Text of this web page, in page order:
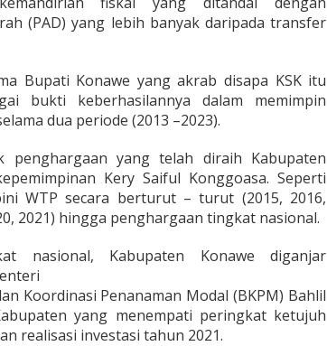
(PAD) yang lebih banyak daripada transfer
Bupati Konawe yang akrab disapa KSK itu
bukti keberhasilannya dalam memimpin
dua periode (2013 –2023).
penghargaan yang telah diraih Kabupaten
Kery Saiful Konggoasa. Seperti
WTP secara berturut – turut (2015, 2016,
2021) hingga penghargaan tingkat nasional.
nasional, Kabupaten Konawe diganjar
Koordinasi Penanaman Modal (BKPM) Bahlil
yang menempati peringkat ketujuh
realisasi investasi tahun 2021.